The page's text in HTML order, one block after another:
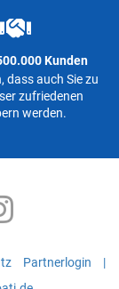
Kunden
dass auch Sie zu
zufriedenen
werden.
Partnerlogin
|